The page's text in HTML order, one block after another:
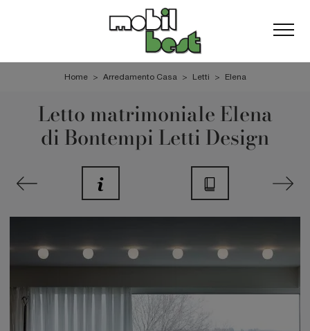
Home > Arredamento Casa > Letti > Elena
Letto matrimoniale Elena
di Bontempi Letti Design